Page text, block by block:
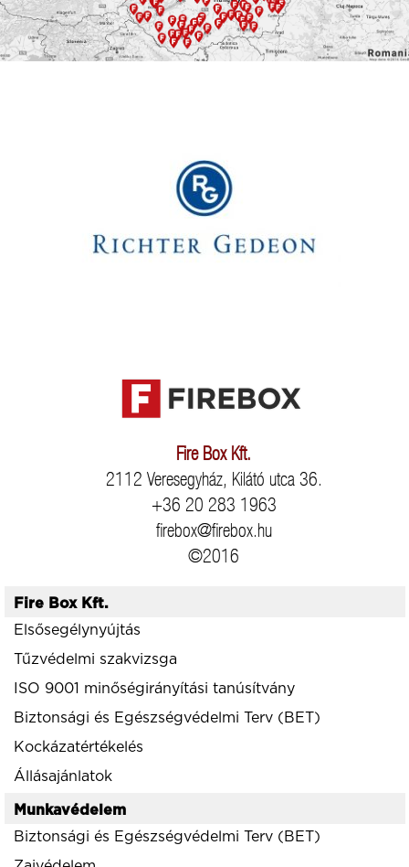
Fire Box Kft.
2112 Veresegyház, Kilátó utca 36.
+36 20 283 1963
firebox@firebox.hu
©2016
Fire Box Kft.
Elsősegélynyújtás
Tűzvédelmi szakvizsga
ISO 9001 minőségirányítási tanúsítvány
Biztonsági és Egészségvédelmi Terv (BET)
Kockázatértékelés
Állásajánlatok
Munkavédelem
Biztonsági és Egészségvédelmi Terv (BET)